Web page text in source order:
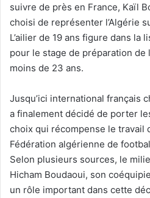
suivre de près en France, Kaïl
choisi de représenter l’Algérie
L’ailier de 19 ans figure dans la
pour le stage de préparation de
moins de 23 ans.
Jusqu’ici international français
a finalement décidé de porter
choix qui récompense le travail
Fédération algérienne de
Selon plusieurs sources, le
Hicham Boudaoui, son
un rôle important dans cette